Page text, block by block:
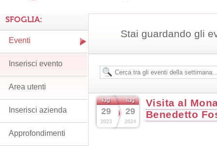
Stai guardando gli
lug
29
2023
lug
29
2024
Visita al
Benedetto
SFOGLIA:
Eventi
Inserisci evento
Area utenti
Inserisci azienda
Approfondimenti